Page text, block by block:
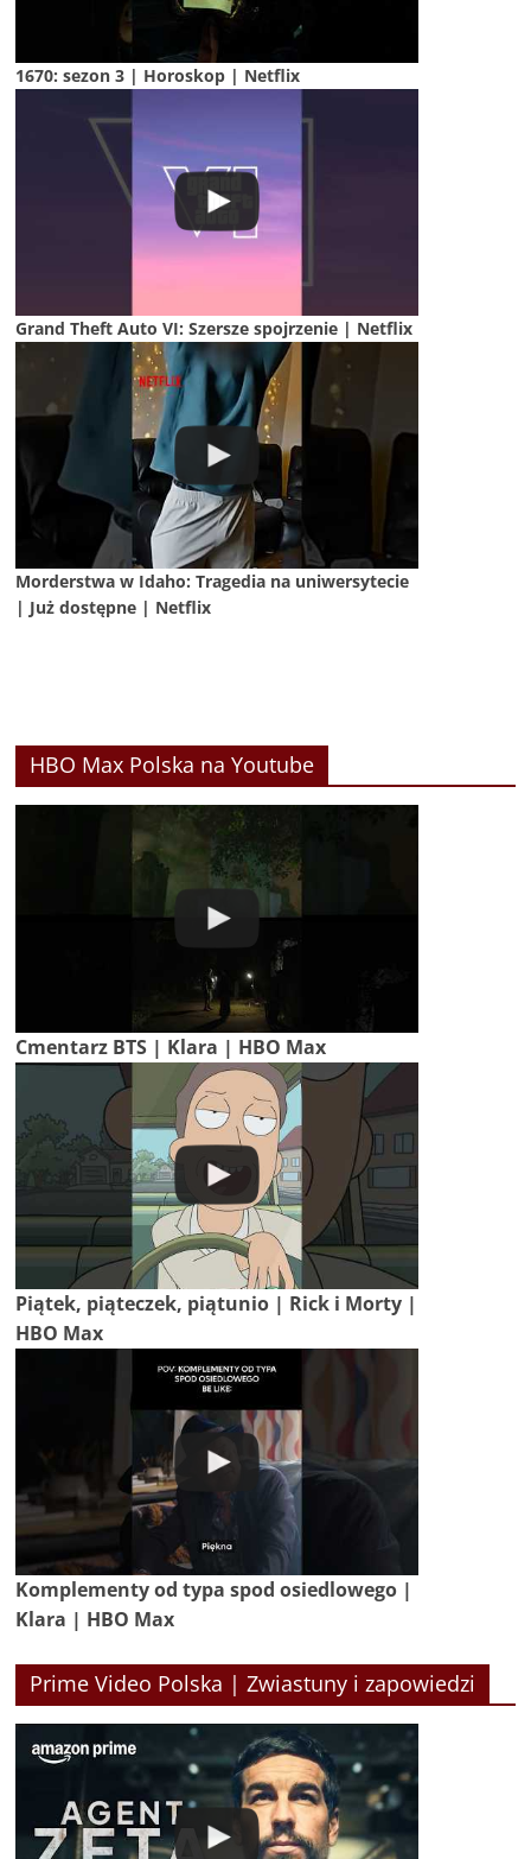
1670: sezon 3 | Horoskop | Netflix
Grand Theft Auto VI: Szersze spojrzenie | Netflix
Morderstwa w Idaho: Tragedia na uniwersytecie
| Już dostępne | Netflix
HBO Max Polska na Youtube
Cmentarz BTS | Klara | HBO Max
Piątek, piąteczek, piątunio | Rick i Morty |
HBO Max
Komplementy od typa spod osiedlowego |
Klara | HBO Max
Prime Video Polska | Zwiastuny i zapowiedzi